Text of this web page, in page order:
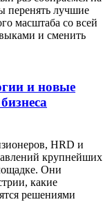
перенять лучшие
масштаба со всей
и сменить
и новые
HRD и
крупнейших
Они
какие
решениями